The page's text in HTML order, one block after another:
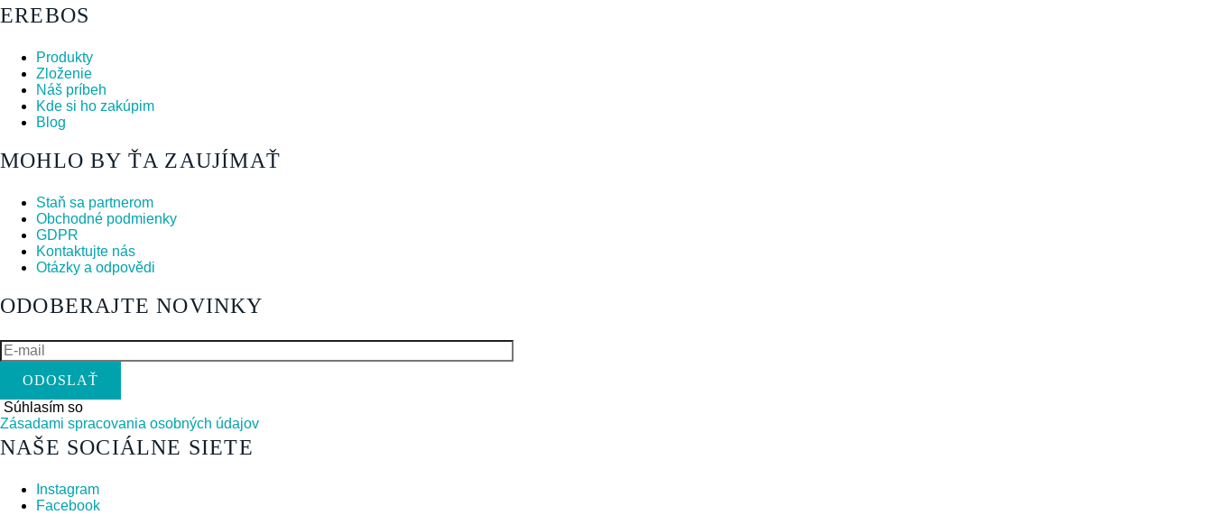
EREBOS
Produkty
Zloženie
Náš príbeh
Kde si ho zakúpim
Blog
MOHLO BY ŤA ZAUJÍMAŤ
Staň sa partnerom
Obchodné podmienky
GDPR
Kontaktujte nás
Otázky a odpovědi
ODOBERAJTE NOVINKY
E-
mail
Súhlasím so
Zásadami spracovania osobných údajov
NAŠE SOCIÁLNE SIETE
Instagram
Facebook